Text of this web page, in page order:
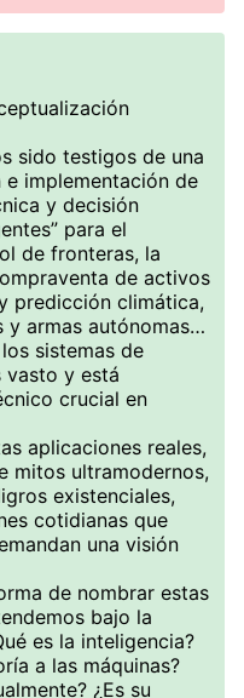
sido testigos de una
implementación de
y decisión
para el
de fronteras, la
de activos
predicción climática,
y armas autónomas…
sistemas de
vasto y está
crucial en
aplicaciones reales,
mitos ultramodernos,
existenciales,
cotidianas que
una visión
de nombrar estas
bajo la
es la inteligencia?
a las máquinas?
¿Es su